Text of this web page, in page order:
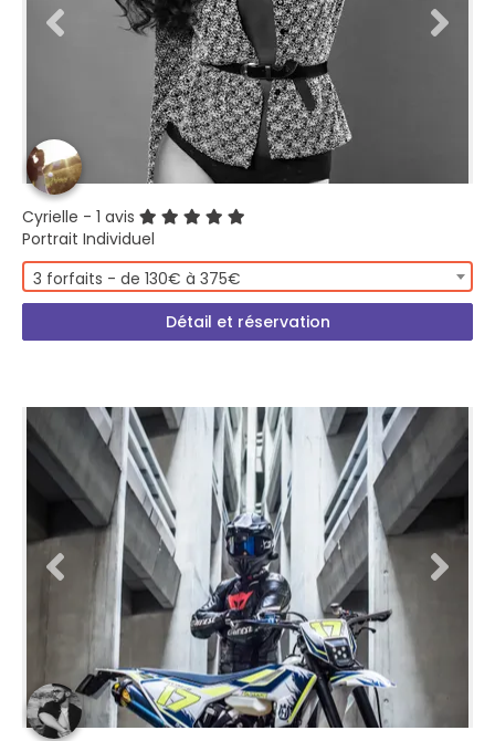
Cyrielle - 1 avis
Portrait Individuel
3 forfaits - de 130€ à 375€
Détail et réservation